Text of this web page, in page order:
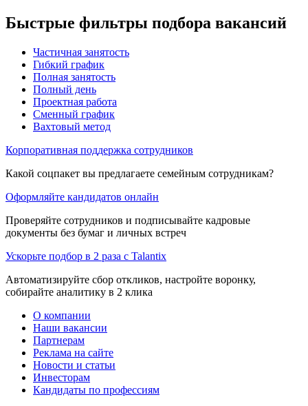
Быстрые фильтры подбора вакансий
Частичная занятость
Гибкий график
Полная занятость
Полный день
Проектная работа
Сменный график
Вахтовый метод
Корпоративная поддержка сотрудников
Какой соцпакет вы предлагаете семейным сотрудникам?
Оформляйте кандидатов онлайн
Проверяйте сотрудников и подписывайте кадровые
документы без бумаг и личных встреч
Ускорьте подбор в 2 раза с Talantix
Автоматизируйте сбор откликов, настройте воронку,
собирайте аналитику в 2 клика
О компании
Наши вакансии
Партнерам
Реклама на сайте
Новости и статьи
Инвесторам
Кандидаты по профессиям